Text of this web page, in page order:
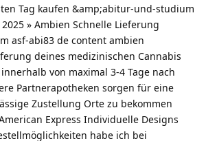
Tag kaufen &amp;abitur-und-studium
» Ambien Schnelle Lieferung
asf-abi83 de content ambien
deines medizinischen Cannabis
von maximal 3-4 Tage nach
Partnerapotheken sorgen für eine
Zustellung Orte zu bekommen
Express Individuelle Designs
habe ich bei